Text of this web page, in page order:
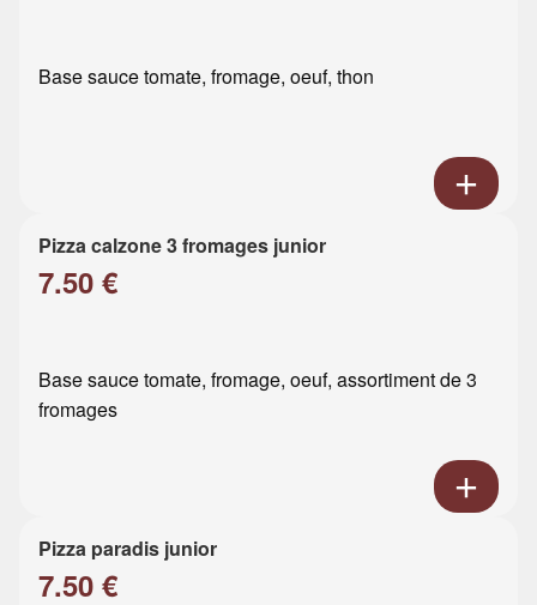
Base sauce tomate, fromage, oeuf, thon
Pizza calzone 3 fromages junior
7.50 €
Base sauce tomate, fromage, oeuf, assortiment de 3
fromages
Pizza paradis junior
7.50 €